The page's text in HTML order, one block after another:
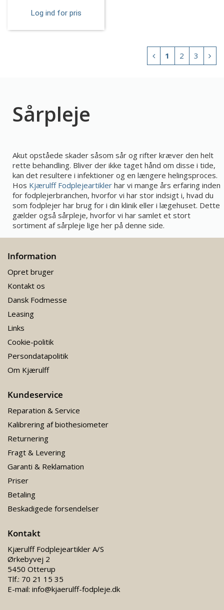
Log ind for pris
1 2 3
Sårpleje
Akut opståede skader såsom sår og rifter kræver den helt
rette behandling. Bliver der ikke taget hånd om disse i tide,
kan det resultere i infektioner og en længere helingsproces.
Hos Kjærulff Fodplejeartikler har vi mange års erfaring inden
for fodplejerbranchen, hvorfor vi har stor indsigt i, hvad du
som fodplejer har brug for i din klinik eller i lægehuset. Dette
gælder også sårpleje, hvorfor vi har samlet et stort
sortiment af sårpleje lige her på denne side.
Information
Opret bruger
Kontakt os
Dansk Fodmesse
Leasing
Links
Cookie-politik
Persondatapolitik
Om Kjærulff
Kundeservice
Reparation & Service
Kalibrering af biothesiometer
Returnering
Fragt & Levering
Garanti & Reklamation
Priser
Betaling
Beskadigede forsendelser
Kontakt
Kjærulff Fodplejeartikler A/S
Ørkebyvej 2
5450 Otterup
Tlf.: 70 21 15 35
E-mail: info@kjaerulff-fodpleje.dk